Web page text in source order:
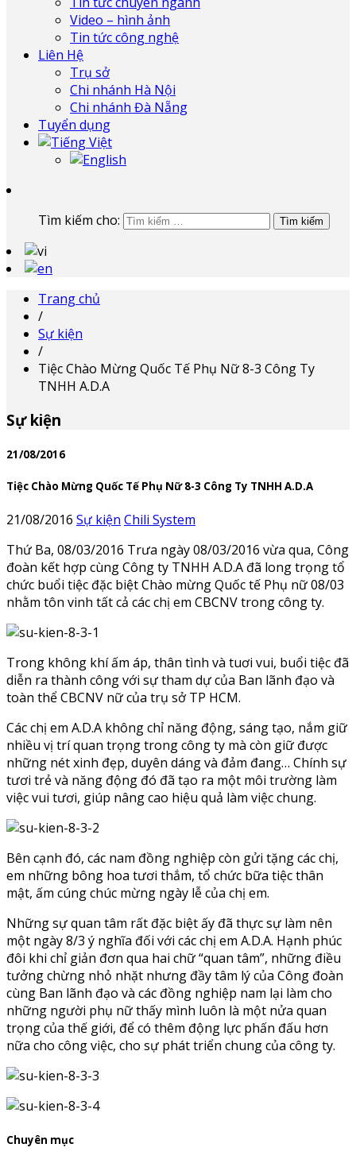
Video – hình ảnh
Tin tức công nghệ
Liên Hệ
Trụ sở
Chi nhánh Hà Nội
Chi nhánh Đà Nẵng
Tuyển dụng
Tìm kiếm cho:
Trang chủ
/
Sự kiện
/
Tiệc Chào Mừng Quốc Tế Phụ Nữ 8-3 Công Ty
TNHH A.D.A
Sự kiện
21/08/2016
Tiệc Chào Mừng Quốc Tế Phụ Nữ 8-3 Công Ty TNHH A.D.A
21/08/2016 Sự kiện Chili System
Thứ Ba, 08/03/2016 Trưa ngày 08/03/2016 vừa qua, Công
đoàn kết hợp cùng Công ty TNHH A.D.A đã long trọng tổ
chức buổi tiệc đặc biệt Chào mừng Quốc tế Phụ nữ 08/03
nhằm tôn vinh tất cả các chị em CBCNV trong công ty.
Trong không khí ấm áp, thân tình và tuơi vui, buổi tiệc đã
diễn ra thành công với sự tham dự của Ban lãnh đạo và
toàn thể CBCNV nữ của trụ sở TP HCM.
Các chị em A.D.A không chỉ năng động, sáng tạo, nắm giữ
nhiều vị trí quan trọng trong công ty mà còn giữ được
những nét xinh đẹp, duyên dáng và đảm đang… Chính sự
tươi trẻ và năng động đó đã tạo ra một môi trường làm
việc vui tươi, giúp nâng cao hiệu quả làm việc chung.
Bên cạnh đó, các nam đồng nghiệp còn gửi tặng các chị,
em những bông hoa tươi thắm, tổ chức bữa tiệc thân
mật, ấm cúng chúc mừng ngày lễ của chị em.
Những sự quan tâm rất đặc biệt ấy đã thực sự làm nên
một ngày 8/3 ý nghĩa đối với các chị em A.D.A. Hạnh phúc
đôi khi chỉ giản đơn qua hai chữ “quan tâm”, những điều
tưởng chừng nhỏ nhặt nhưng đầy tâm lý của Công đoàn
cùng Ban lãnh đạo và các đồng nghiệp nam lại làm cho
những người phụ nữ thấy mình luôn là một nửa quan
trọng của thế giới, để có thêm động lực phấn đấu hơn
nữa cho công việc, cho sự phát triển chung của công ty.
Chuyên mục